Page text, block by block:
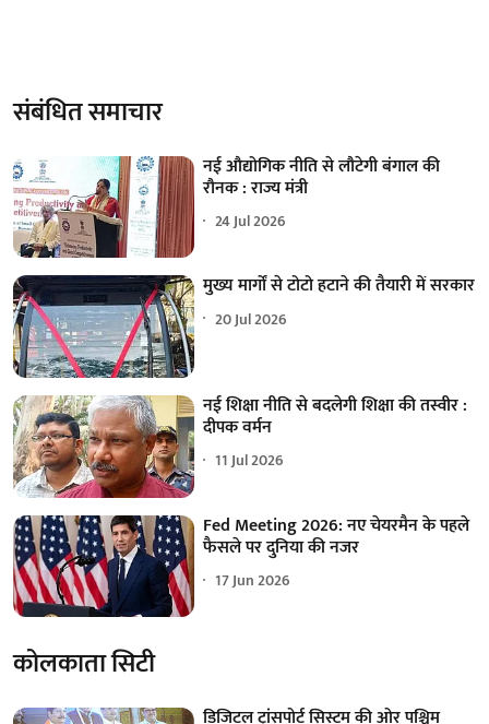
संबंधित समाचार
नई औद्योगिक नीति से लौटेगी बंगाल की
रौनक : राज्य मंत्री
24 Jul 2026
मुख्य मार्गों से टोटो हटाने की तैयारी में सरकार
20 Jul 2026
नई शिक्षा नीति से बदलेगी शिक्षा की तस्वीर :
दीपक वर्मन
11 Jul 2026
Fed Meeting 2026: नए चेयरमैन के पहले
फैसले पर दुनिया की नजर
17 Jun 2026
कोलकाता सिटी